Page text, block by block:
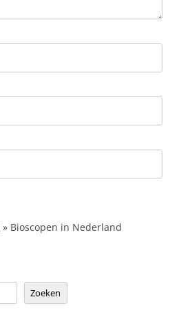
» Bioscopen in Nederland
Zoeken